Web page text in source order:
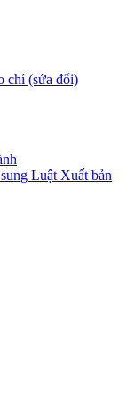
chí (sửa đổi)
Luật Xuất bản